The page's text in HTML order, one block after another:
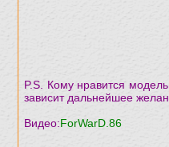
P.S. Кому нравится
зависит дальнейшее
Видео:ForWarD.86